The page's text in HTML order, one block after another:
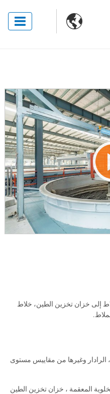

إلى خزان تخزين الطين، خلاط
الرادار وغيرها من مقاييس مستوى
المعقمة ، خزان تخزين الطين